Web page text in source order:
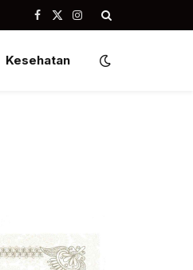
Facebook
X
Instagram
Kesehatan